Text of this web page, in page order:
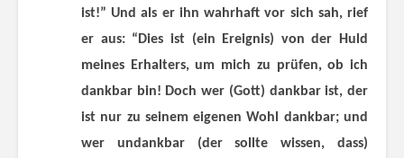
ist!” Und als er ihn wahrhaft vor sich sah, rief
er aus: “Dies ist (ein Ereignis) von der Huld
meines Erhalters, um mich zu prüfen, ob ich
dankbar bin! Doch wer (Gott) dankbar ist, der
ist nur zu seinem eigenen Wohl dankbar; und
wer undankbar (der sollte wissen, dass)